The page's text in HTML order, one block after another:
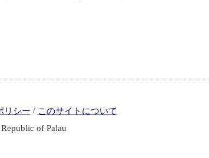
リシー / このサイトについて
of Palau